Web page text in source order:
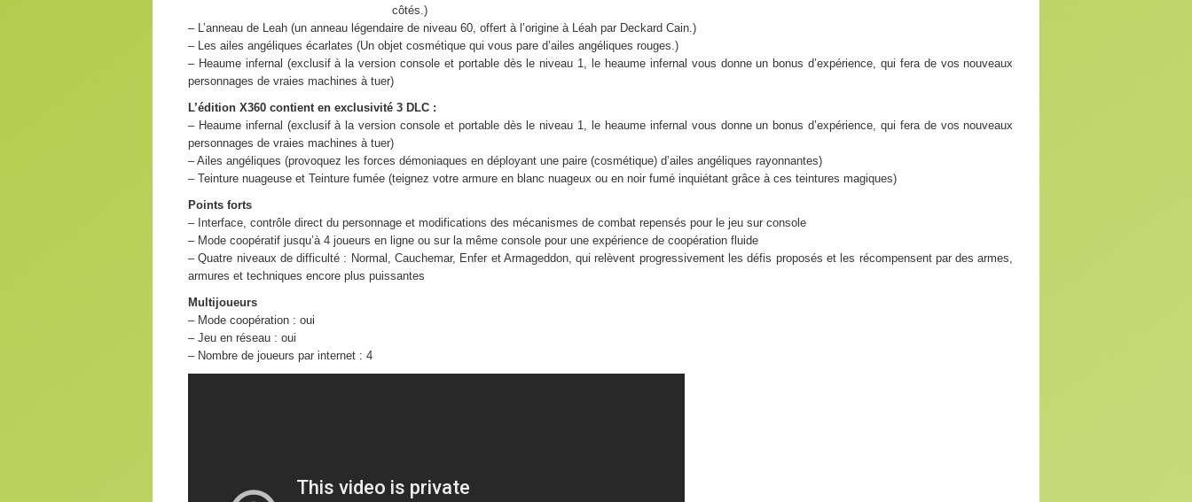
côtés.)
– L’anneau de Leah (un anneau légendaire de niveau 60, offert à l’origine à Léah par Deckard Cain.)
– Les ailes angéliques écarlates (Un objet cosmétique qui vous pare d’ailes angéliques rouges.)
– Heaume infernal (exclusif à la version console et portable dès le niveau 1, le heaume infernal vous donne un bonus d’expérience, qui fera de vos nouveaux
personnages de vraies machines à tuer)
L’édition X360 contient en exclusivité 3 DLC :
– Heaume infernal (exclusif à la version console et portable dès le niveau 1, le heaume infernal vous donne un bonus d’expérience, qui fera de vos nouveaux
personnages de vraies machines à tuer)
– Ailes angéliques (provoquez les forces démoniaques en déployant une paire (cosmétique) d’ailes angéliques rayonnantes)
– Teinture nuageuse et Teinture fumée (teignez votre armure en blanc nuageux ou en noir fumé inquiétant grâce à ces teintures magiques)
Points forts
– Interface, contrôle direct du personnage et modifications des mécanismes de combat repensés pour le jeu sur console
– Mode coopératif jusqu’à 4 joueurs en ligne ou sur la même console pour une expérience de coopération fluide
– Quatre niveaux de difficulté : Normal, Cauchemar, Enfer et Armageddon, qui relèvent progressivement les défis proposés et les récompensent par des armes,
armures et techniques encore plus puissantes
Multijoueurs
– Mode coopération : oui
– Jeu en réseau : oui
– Nombre de joueurs par internet : 4